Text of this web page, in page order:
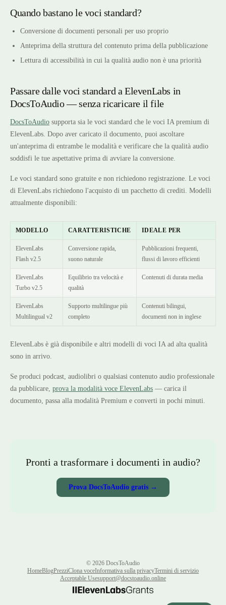
Quando bastano le voci standard?
Conversione di documenti personali per uso proprio
Anteprima della struttura del contenuto prima della pubblicazione
Lettura di accessibilità in cui la qualità audio non è una priorità
Passare dalle voci standard a ElevenLabs in
DocsToAudio — senza ricaricare il file
DocsToAudio supporta sia le voci standard che le voci IA premium di
ElevenLabs. Dopo aver caricato il documento, puoi ascoltare
un'anteprima di entrambe le modalità e verificare che la qualità audio
soddisfi le tue aspettative prima di avviare la conversione.
Le voci standard sono gratuite e non richiedono registrazione. Le voci
di ElevenLabs richiedono l'acquisto di un pacchetto di crediti. Modelli
attualmente disponibili:
MODELLO CARATTERISTICHE IDEALE PER
ElevenLabs
Flash v2.5
Conversione rapida,
suono naturale
Pubblicazioni frequenti,
flussi di lavoro efficienti
ElevenLabs
Turbo v2.5
Equilibrio tra velocità e
qualità
Contenuti di durata media
ElevenLabs
Multilingual v2
Supporto multilingue più
completo
Contenuti bilingui,
documenti non in inglese
ElevenLabs è già disponibile e altri modelli di voci IA ad alta qualità
sono in arrivo.
Se produci podcast, audiolibri o qualsiasi contenuto audio professionale
da pubblicare, prova la modalità voce ElevenLabs — carica il
documento, passa alla modalità Premium e converti in pochi minuti.
Pronti a trasformare i documenti in audio?
Prova DocsToAudio gratis →
© 2026 DocsToAudio
HomeBlogPrezziClona voceInformativa sulla privacyTermini di servizio
Acceptable Usesupport@docstoaudio.online